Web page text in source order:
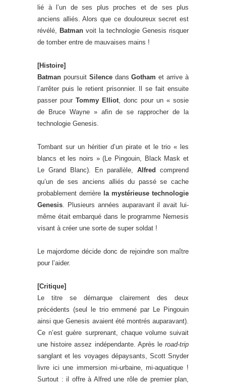
lié à l’un de ses plus proches et de ses plus
anciens alliés. Alors que ce douloureux secret est
révélé,
Batman voit la technologie Genesis risquer
de tomber entre de mauvaises mains !
[Histoire]
Batman poursuit SilencedansGotham et arrive à
l’arrêter puis le retient prisonnier. Il se fait ensuite
passer pour Tommy Elliot , donc pour un « sosie
de Bruce Wayne » afin de se rapprocher de la
technologie Genesis.
Tombant sur un héritier d’un pirate et le trio « les
blancs et les noirs » (Le Pingouin, Black Mask et
Le Grand Blanc). En parallèle, Alfred
comprend
qu’un de ses anciens alliés du passé se cache
probablement derrière la mystérieuse technologie
Genesis . Plusieurs années auparavant il avait lui-
même était embarqué dans le programme Nemesis
visant à créer une sorte de super soldat !
Le majordome décide donc de rejoindre son maître
pour l’aider.
[Critique]
Le titre se démarque clairement des deux
précédents (seul le trio emmené par Le Pingouin
ainsi que Genesis avaient été montrés auparavant).
Ce n’est guère surprenant, chaque volume suivait
une histoire assez indépendante. Après le road-trip
sanglant et les voyages dépaysants, Scott Snyder
livre ici une immersion mi-urbaine, mi-aquatique !
Surtout : il offre à Alfred une rôle de premier plan,